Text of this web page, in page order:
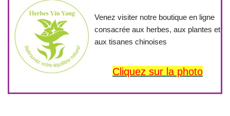
Venez visiter notre boutique en ligne
consacrée aux herbes, aux plantes et
aux tisanes chinoises
Cliquez sur la photo